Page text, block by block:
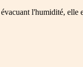
l'humidité, elle